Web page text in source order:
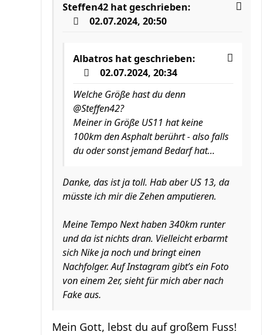
Steffen42 hat geschrieben:
02.07.2024, 20:50
Albatros hat geschrieben:
02.07.2024, 20:34
Welche Größe hast du denn
@Steffen42?
Meiner in Größe US11 hat keine
100km den Asphalt berührt - also falls
du oder sonst jemand Bedarf hat…
Danke, das ist ja toll. Hab aber US 13, da
müsste ich mir die Zehen amputieren.
Meine Tempo Next haben 340km runter
und da ist nichts dran. Vielleicht erbarmt
sich Nike ja noch und bringt einen
Nachfolger. Auf Instagram gibt’s ein Foto
von einem 2er, sieht für mich aber nach
Fake aus.
Mein Gott, lebst du auf großem Fuss!